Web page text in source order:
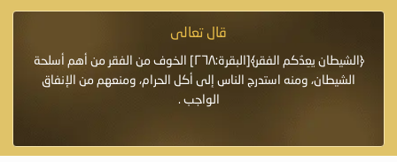
قال تعالى
﴿الشيطان يعِدُكم الفقر﴾[البقرة:٢٦٨] الخوف من الفقر من أهم أسلحة
الشيطان، ومنه استدرج الناس إلى أكل الحرام، ومنعهم من الإنفاق
الواجب .